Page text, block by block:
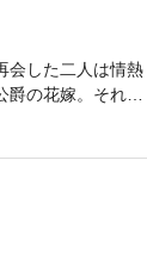
会した二人は情熱
の花嫁。それで
……。爛熟期フラ